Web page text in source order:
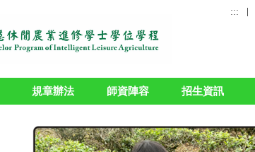
:::
規章辦法 師資陣容 招生資訊